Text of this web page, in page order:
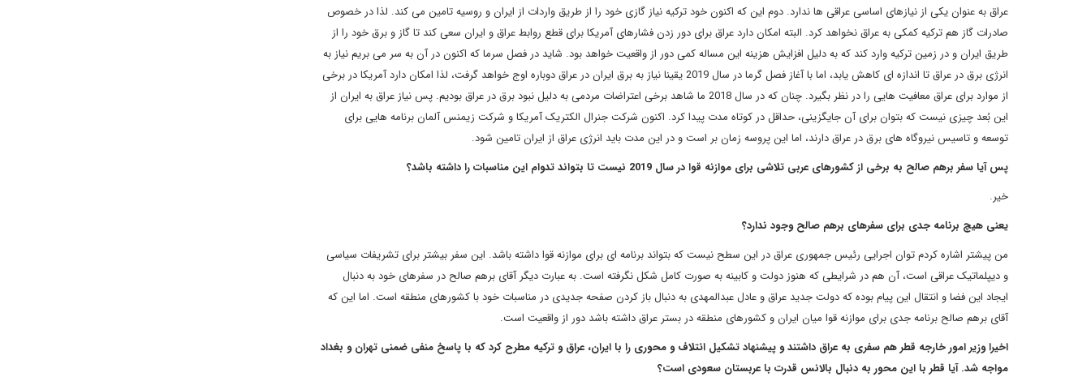
عراق به عنوان یکی از نیازهای اساسی عراقی ها ندارد. دوم این که اکنون خود ترکیه نیاز گازی خود را از طریق واردات از ایران و روسیه تامین می کند. لذا در خصوص
صادرات گاز هم ترکیه کمکی به عراق نخواهد کرد. البته امکان دارد عراق برای دور زدن فشارهای آمریکا برای قطع روابط عراق و ایران سعی کند تا گاز و برق خود را از
طریق ایران و در زمین ترکیه وارد کند که به دلیل افزایش هزینه این مساله کمی دور از واقعیت خواهد بود. شاید در فصل سرما که اکنون در آن به سر می بریم نیاز به
انرژی برق در عراق تا اندازه ای کاهش یابد، اما با آغاز فصل گرما در سال 2019 یقینا نیاز به برق ایران در عراق دوباره اوج خواهد گرفت، لذا امکان دارد آمریکا در برخی
از موارد برای عراق معافیت هایی را در نظر بگیرد. چنان که در سال 2018 ما شاهد برخی اعتراضات مردمی به دلیل نبود برق در عراق بودیم. پس نیاز عراق به ایران از
این بُعد چیزی نیست که بتوان برای آن جایگزینی، حداقل در کوتاه مدت پیدا کرد. اکنون شرکت جنرال الکتریک آمریکا و شرکت زیمنس آلمان برنامه هایی برای
توسعه و تاسیس نیروگاه های برق در عراق دارند، اما این پروسه زمان بر است و در این مدت باید انرژی عراق از ایران تامین شود.
پس آیا سفر برهم صالح به برخی از کشورهای عربی تلاشی برای موازنه قوا در سال 2019 نیست تا بتواند تدوام این مناسبات را داشته باشد؟
خیر.
یعنی هیچ برنامه جدی برای سفرهای برهم صالح وجود ندارد؟
من پیشتر اشاره کردم توان اجرایی رئیس جمهوری عراق در این سطح نیست که بتواند برنامه ای برای موازنه قوا داشته باشد. این سفر بیشتر برای تشریفات سیاسی
و دیپلماتیک عراقی است، آن هم در شرایطی که هنوز دولت و کابینه به صورت کامل شکل نگرفته است. به عبارت دیگر آقای برهم صالح در سفرهای خود به دنبال
ایجاد این فضا و انتقال این پیام بوده که دولت جدید عراق و عادل عبدالمهدی به دنبال باز کردن صفحه جدیدی در مناسبات خود با کشورهای منطقه است. اما این که
آقای برهم صالح برنامه جدی برای موازنه قوا میان ایران و کشورهای منطقه در بستر عراق داشته باشد دور از واقعیت است.
اخیرا وزیر امور خارجه قطر هم سفری به عراق داشتند و پیشنهاد تشکیل ائتلاف و محوری را با ایران، عراق و ترکیه مطرح کرد که با پاسخ منفی ضمنی تهران و بغداد
مواجه شد. آیا قطر با این محور به دنبال بالانس قدرت با عربستان سعودی است؟